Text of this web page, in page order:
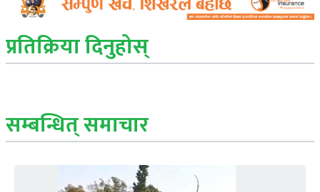
प्रतिक्रिया दिनुहोस्
सम्बन्धित् समाचार